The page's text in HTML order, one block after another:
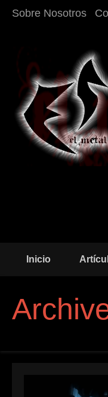
Sobre Nosotros
Inicio